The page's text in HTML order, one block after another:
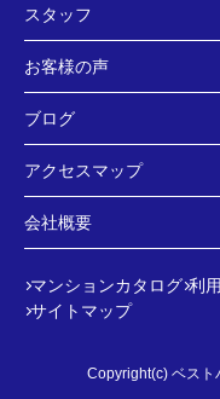
スタッフ
お客様の声
ブログ
アクセスマップ
会社概要
マンションカタログ 利
サイトマップ
Copyright(c) ベス